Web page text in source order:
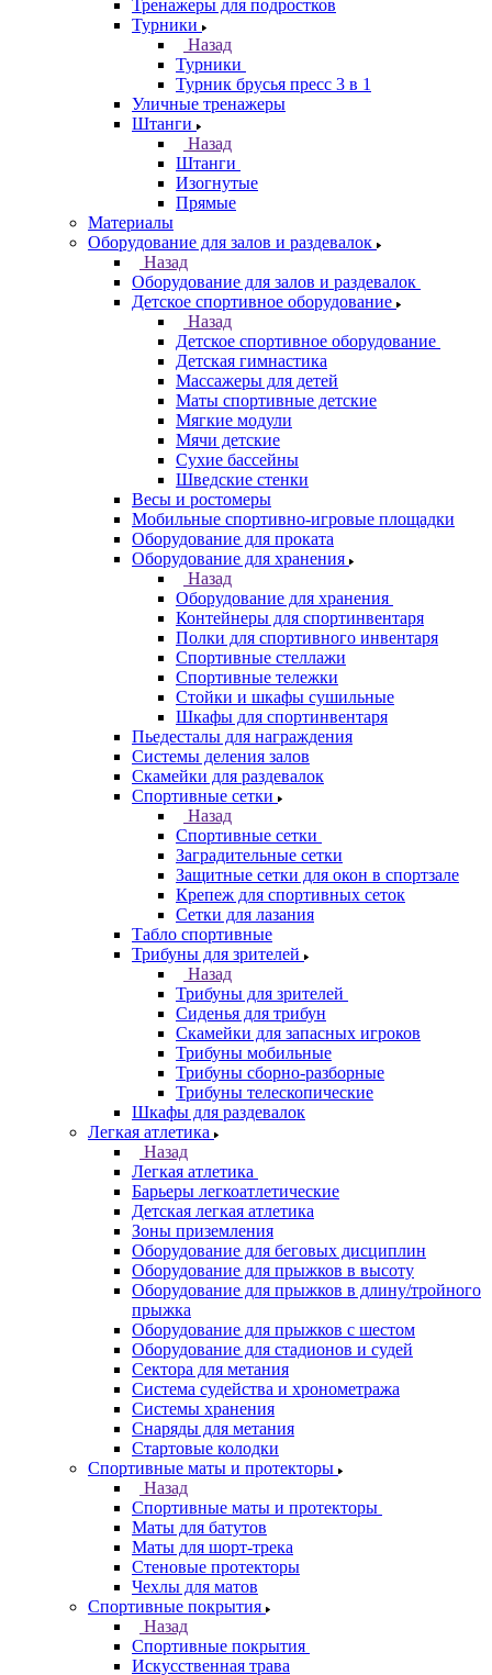
Тренажеры для подростков
Турники
Назад
Турники
Турник брусья пресс 3 в 1
Уличные тренажеры
Штанги
Назад
Штанги
Изогнутые
Прямые
Материалы
Оборудование для залов и раздевалок
Назад
Оборудование для залов и раздевалок
Детское спортивное оборудование
Назад
Детское спортивное оборудование
Детская гимнастика
Массажеры для детей
Маты спортивные детские
Мягкие модули
Мячи детские
Сухие бассейны
Шведские стенки
Весы и ростомеры
Мобильные спортивно-игровые площадки
Оборудование для проката
Оборудование для хранения
Назад
Оборудование для хранения
Контейнеры для спортинвентаря
Полки для спортивного инвентаря
Спортивные стеллажи
Спортивные тележки
Стойки и шкафы сушильные
Шкафы для спортинвентаря
Пьедесталы для награждения
Системы деления залов
Скамейки для раздевалок
Спортивные сетки
Назад
Спортивные сетки
Заградительные сетки
Защитные сетки для окон в спортзале
Крепеж для спортивных сеток
Сетки для лазания
Табло спортивные
Трибуны для зрителей
Назад
Трибуны для зрителей
Сиденья для трибун
Скамейки для запасных игроков
Трибуны мобильные
Трибуны сборно-разборные
Трибуны телескопические
Шкафы для раздевалок
Легкая атлетика
Назад
Легкая атлетика
Барьеры легкоатлетические
Детская легкая атлетика
Зоны приземления
Оборудование для беговых дисциплин
Оборудование для прыжков в высоту
Оборудование для прыжков в длину/тройного
прыжка
Оборудование для прыжков с шестом
Оборудование для стадионов и судей
Сектора для метания
Система судейства и хронометража
Системы хранения
Снаряды для метания
Стартовые колодки
Спортивные маты и протекторы
Назад
Спортивные маты и протекторы
Маты для батутов
Маты для шорт-трека
Стеновые протекторы
Чехлы для матов
Спортивные покрытия
Назад
Спортивные покрытия
Искусственная трава